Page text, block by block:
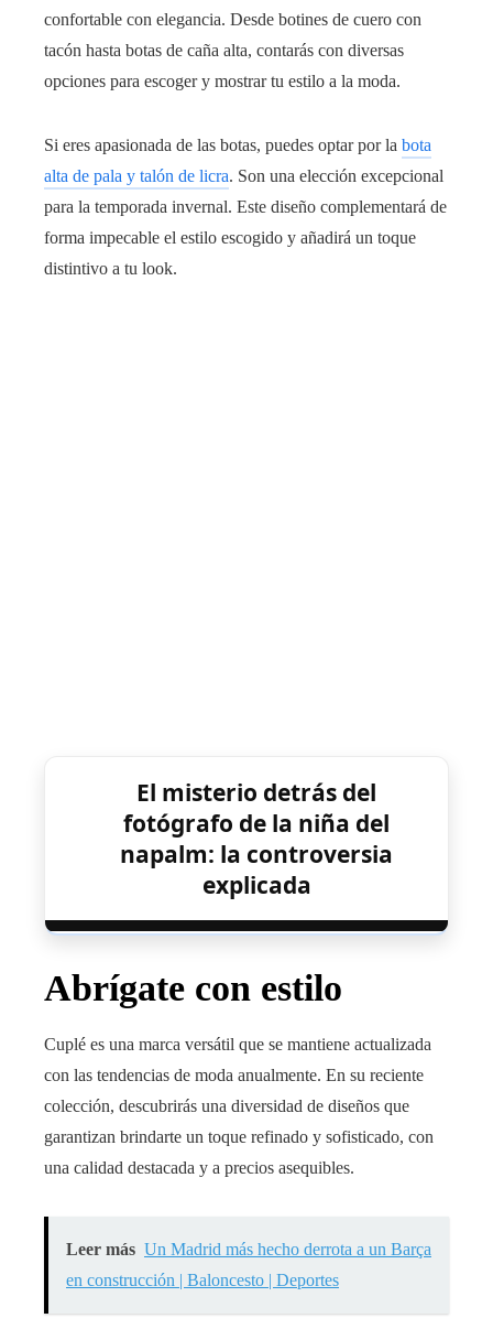
confortable con elegancia. Desde botines de cuero con
tacón hasta botas de caña alta, contarás con diversas
opciones para escoger y mostrar tu estilo a la moda.
Si eres apasionada de las botas, puedes optar por la bota
alta de pala y talón de licra. Son una elección excepcional
para la temporada invernal. Este diseño complementará de
forma impecable el estilo escogido y añadirá un toque
distintivo a tu look.
El misterio detrás del
fotógrafo de la niña del
napalm: la controversia
explicada
Abrígate con estilo
Cuplé es una marca versátil que se mantiene actualizada
con las tendencias de moda anualmente. En su reciente
colección, descubrirás una diversidad de diseños que
garantizan brindarte un toque refinado y sofisticado, con
una calidad destacada y a precios asequibles.
Leer más Un Madrid más hecho derrota a un Barça
en construcción | Baloncesto | Deportes